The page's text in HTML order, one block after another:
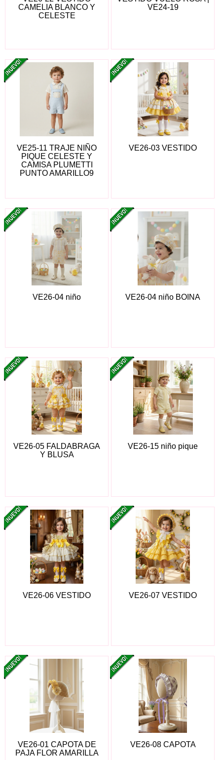
CAMELIA BLANCO Y
CELESTE
VE24-19
VE25-11 TRAJE NIÑO
PIQUE CELESTE Y
CAMISA PLUMETTI
PUNTO AMARILLO9
VE26-03 VESTIDO
VE26-04 niño VE26-04 niño BOINA
VE26-05 FALDABRAGA
Y BLUSA
VE26-15 niño pique
VE26-06 VESTIDO VE26-07 VESTIDO
VE26-01 CAPOTA DE
PAJA FLOR AMARILLA
VE26-08 CAPOTA